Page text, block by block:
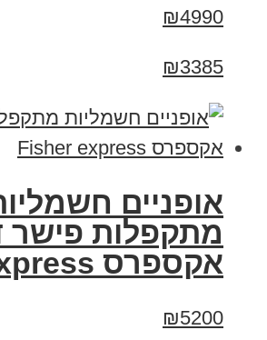
₪4990
₪3385
אופניים
מתקפלות פישר
אקספרס Fisher express
₪5200